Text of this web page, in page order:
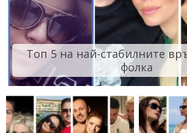
Топ 5 на най-стабилните
фолка